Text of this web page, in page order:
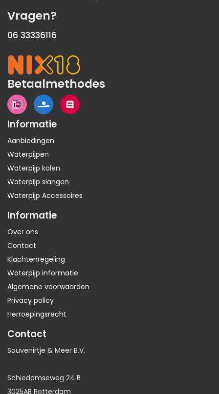
Vragen?
06 33336116
Betaalmethodes
Informatie
Aanbiedingen
Waterpijpen
Waterpijp kolen
Waterpijp slangen
Waterpijp Accessoires
Informatie
Over ons
Contact
Klachtenregeling
Waterpijp informatie
Algemene voorwaarden
Privacy policy
Herroepingsrecht
Contact
Souvenirtje & Meer B.V.
Schiedamseweg 24 B
3025AB Rotterdam